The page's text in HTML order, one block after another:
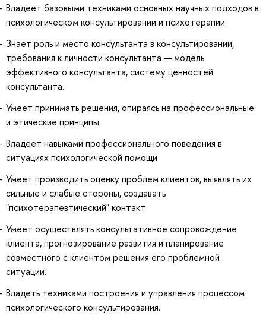
Владеет базовыми техниками основных научных подходов в
психологическом консультировании и психотерапии
Знает роль и место консультанта в консультировании,
требования к личности консультанта — модель
эффективного консультанта, систему ценностей
консультанта.
Умеет принимать решения, опираясь на профессиональные
и этические принципы
Владеет навыками профессионального поведения в
ситуациях психологической помощи
Умеет производить оценку проблем клиентов, выявлять их
сильные и слабые стороны, создавать
"психотерапевтический" контакт
Умеет осуществлять консультативное сопровождение
клиента, прогнозирование развития и планирование
совместного с клиентом решения его проблемной
ситуации.
Владеть техниками построения и управления процессом
психологического консультирования.